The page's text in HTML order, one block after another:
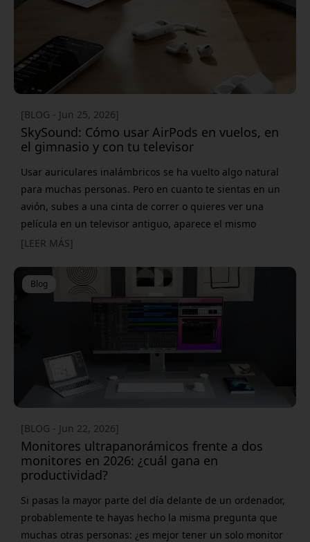
[BLOG - Jun 25, 2026]
SkySound: Cómo usar AirPods en vuelos, en
el gimnasio y con tu televisor
Usar auriculares inalámbricos se ha vuelto algo natural
para muchas personas. Pero en cuanto te sientas en un
avión, subes a una cinta de correr o quieres ver una
película en un televisor antiguo, aparece el mismo
problema: solo hay una toma estándar de auriculares de
Bluetooth. Con ALOGIC SkySound, puedes enviar audio
de forma inalámbrica a tus AirPods u otros auriculares
Bluetooth en solo unos seg
[LEER MÁS]
Blog
[BLOG - Jun 22, 2026]
Monitores ultrapanorámicos frente a dos
monitores en 2026: ¿cuál gana en
productividad?
Si pasas la mayor parte del día delante de un ordenador,
probablemente te hayas hecho la misma pregunta que
muchas otras personas: ¿es mejor tener un solo monitor